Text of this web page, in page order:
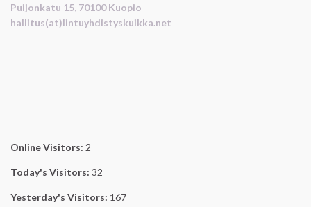
Puijonkatu 15, 70100 Kuopio
hallitus(at)lintuyhdistyskuikka.net
Online Visitors: 2
Today's Visitors: 32
Yesterday's Visitors: 167